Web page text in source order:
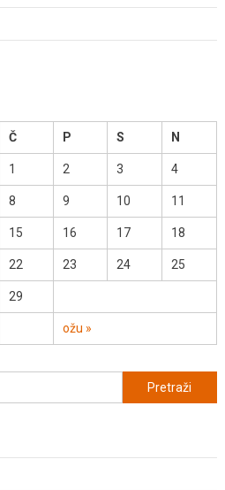
Č P S N
ožu »
1 2 3 4
8 9 10 11
15 16 17 18
22 23 24 25
29
Pretraži: